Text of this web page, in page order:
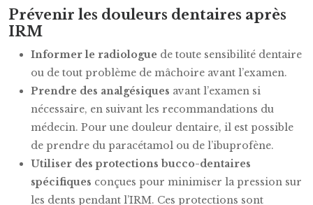
Prévenir les douleurs dentaires après
IRM
Informer le radiologue de toute sensibilité dentaire
ou de tout problème de mâchoire avant l’examen.
Prendre des analgésiques avant l’examen si
nécessaire, en suivant les recommandations du
médecin. Pour une douleur dentaire, il est possible
de prendre du paracétamol ou de l’ibuprofène.
Utiliser des protections bucco-dentaires
spécifiques conçues pour minimiser la pression sur
les dents pendant l’IRM. Ces protections sont